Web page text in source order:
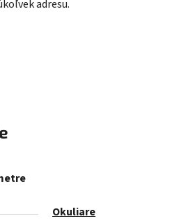
adresu.
Okuliare